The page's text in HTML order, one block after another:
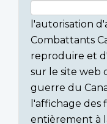
Consent
section
l'autorisation
Combattants
reproduire et
sur le site web
guerre du
l'affichage des
entièrement à